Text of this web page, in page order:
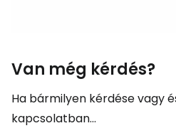
Van még kérdés?
Ha bármilyen kérdése vagy
kapcsolatban...